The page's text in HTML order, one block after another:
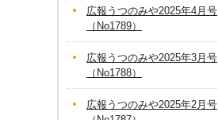
広報うつのみや2025年4月号
（No1789）
広報うつのみや2025年3月号
（No1788）
広報うつのみや2025年2月号